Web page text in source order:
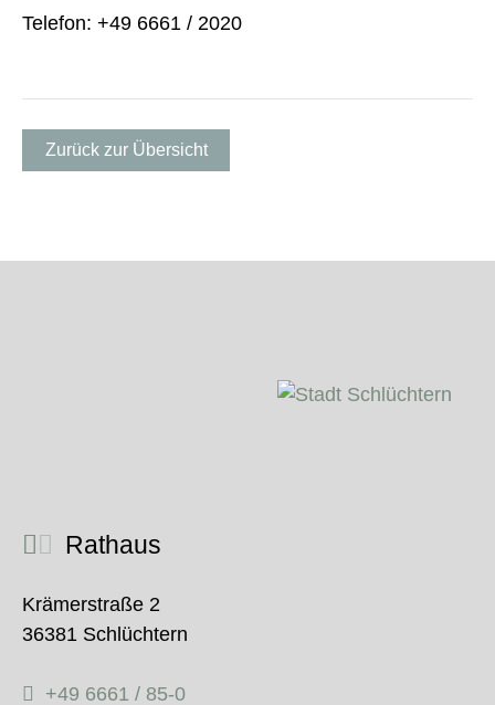
Telefon: +49 6661 / 2020
Zurück zur Übersicht
Rathaus
Krämerstraße 2
36381 Schlüchtern
+49 6661 / 85-0